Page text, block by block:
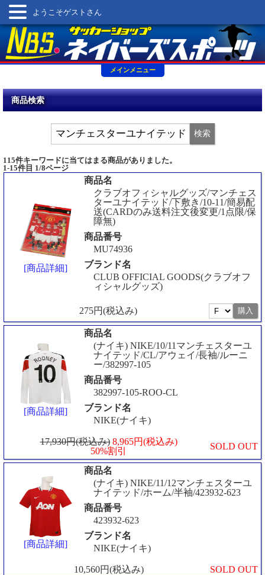
メインメニュー
ようこそゲストさん
商品検索
115件キーワードに当てはまる商品がありました。
1-15件目 1/8ページ
[商品詳細]
商品名
クラブオフィシャルグッズ/マンチェス
ターユナイテッド/下敷き/10-11/簡易配
送(CARDのみ送料注文後変更/1点限/保
障無)
商品番号
MU74936
ブランド名
CLUB OFFICIAL GOODS(クラブオフ
ィシャルグッズ)
275円(税込み)
[商品詳細]
商品名
(ナイキ) NIKE/10/11マンチェスターユ
ナイテッド/CL/アウェイ/長袖/ルーニ
ー/382997-105
商品番号
382997-105-ROO-CL
ブランド名
NIKE(ナイキ)
17,930円(税込み) 8,965円(税込み)
50%割引
SOLD OUT
[商品詳細]
商品名
(ナイキ) NIKE/11/12マンチェスターユ
ナイテッド/ホーム/半袖/423932-623
商品番号
423932-623
ブランド名
NIKE(ナイキ)
10,560円(税込み) SOLD OUT